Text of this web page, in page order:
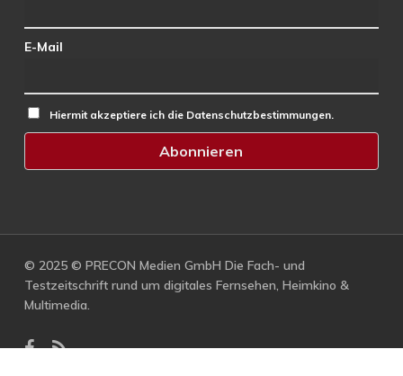
E-Mail
Hiermit akzeptiere ich die Datenschutzbestimmungen.
© 2025 © PRECON Medien GmbH Die Fach- und
Testzeitschrift rund um digitales Fernsehen, Heimkino &
Multimedia.
facebook
RSS